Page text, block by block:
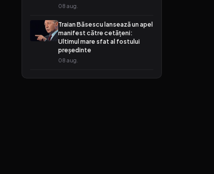
08 aug.
Traian Băsescu lansează un apel
manifest către cetățeni:
Ultimul mare sfat al fostului
președinte
08 aug.